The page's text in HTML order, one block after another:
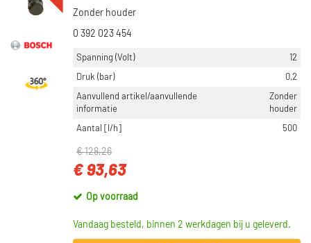
Zonder houder
0 392 023 454
Spanning (Volt)
12
Druk (bar)
0,2
Aanvullend artikel/aanvullende
informatie
Zonder
houder
Aantal [l/h]
500
€ 128,26
€ 93,63
Op voorraad
Vandaag besteld, binnen 2 werkdagen bij u geleverd.